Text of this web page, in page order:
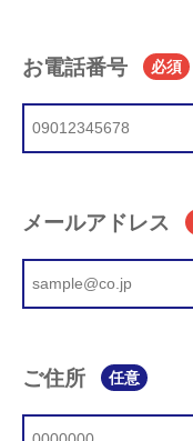
お電話番号 必須
メールアドレス
ご住所 任意